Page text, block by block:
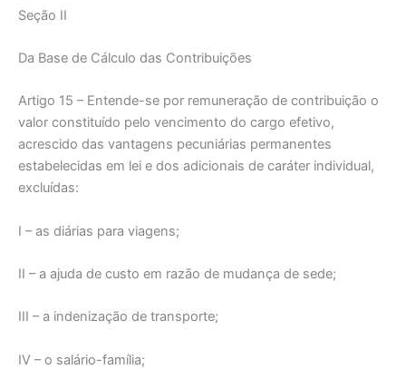
Seção II
Da Base de Cálculo das Contribuições
Artigo 15 – Entende-se por remuneração de contribuição o
valor constituído pelo vencimento do cargo efetivo,
acrescido das vantagens pecuniárias permanentes
estabelecidas em lei e dos adicionais de caráter individual,
excluídas:
I – as diárias para viagens;
II – a ajuda de custo em razão de mudança de sede;
III – a indenização de transporte;
IV – o salário-família;